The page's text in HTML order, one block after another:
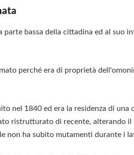
parte bassa della cittadina ed al suo
perché era di proprietà
nel 1840 ed era la residenza di una
ristrutturato di recente, alterando il
non ha subito mutamenti durante i